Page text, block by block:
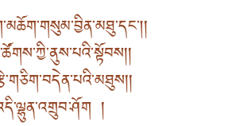
།
།
།
།